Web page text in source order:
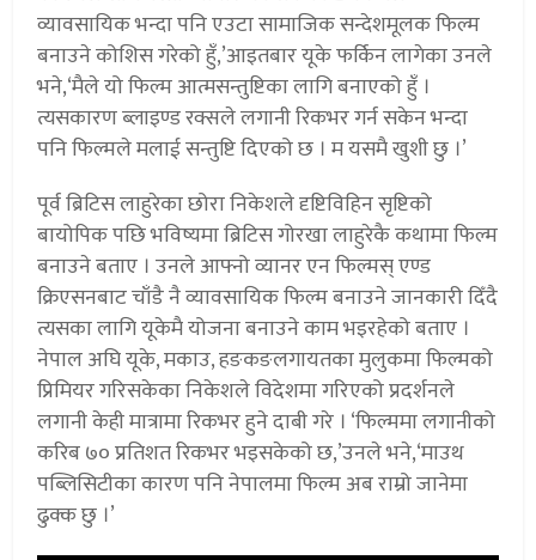
व्यावसायिक भन्दा पनि एउटा सामाजिक सन्देशमूलक फिल्म
बनाउने कोशिस गरेको हुँ,’आइतबार यूके फर्किन लागेका उनले
भने,‘मैले यो फिल्म आत्मसन्तुष्टिका लागि बनाएको हुँ ।
त्यसकारण ब्लाइण्ड रक्सले लगानी रिकभर गर्न सकेन भन्दा
पनि फिल्मले मलाई सन्तुष्टि दिएको छ । म यसमै खुशी छु ।’
पूर्व ब्रिटिस लाहुरेका छोरा निकेशले दृष्टिविहिन सृष्टिको
बायोपिक पछि भविष्यमा ब्रिटिस गोरखा लाहुरेकै कथामा फिल्म
बनाउने बताए । उनले आफ्नो व्यानर एन फिल्मस् एण्ड
क्रिएसनबाट चाँडै नै व्यावसायिक फिल्म बनाउने जानकारी दिँदै
त्यसका लागि यूकेमै योजना बनाउने काम भइरहेको बताए ।
नेपाल अघि यूके, मकाउ, हङकङलगायतका मुलुकमा फिल्मको
प्रिमियर गरिसकेका निकेशले विदेशमा गरिएको प्रदर्शनले
लगानी केही मात्रामा रिकभर हुने दाबी गरे । ‘फिल्ममा लगानीको
करिब ७० प्रतिशत रिकभर भइसकेको छ,’उनले भने,‘माउथ
पब्लिसिटीका कारण पनि नेपालमा फिल्म अब राम्रो जानेमा
ढुक्क छु ।’